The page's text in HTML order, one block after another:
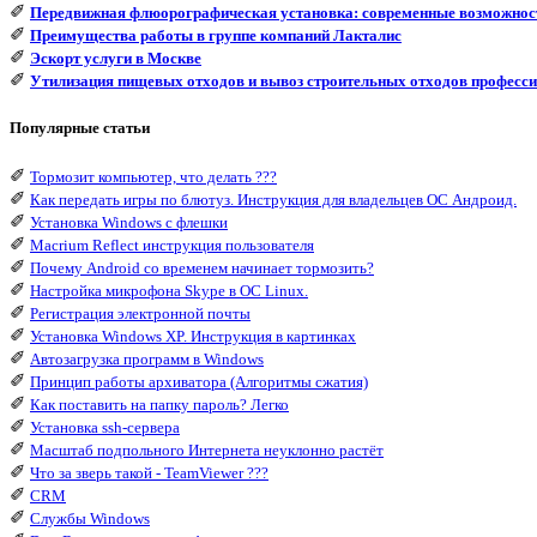
✐ Передвижная флюорографическая установка: современные
✐ Преимущества работы в группе компаний Лакталис
✐ Эскорт услуги в Москве
✐ Утилизация пищевых отходов и вывоз строительных отходов
Популярные статьи
✐ Тормозит компьютер, что делать ???
✐ Как передать игры по блютуз. Инструкция для владельцев ОС Андроид.
✐ Установка Windows с флешки
✐ Macrium Reflect инструкция пользователя
✐ Почему Android со временем начинает тормозить?
✐ Настройка микрофона Skype в ОС Linux.
✐ Регистрация электронной почты
✐ Установка Windows XP. Инструкция в картинках
✐ Автозагрузка программ в Windows
✐ Принцип работы архиватора (Алгоритмы сжатия)
✐ Как поставить на папку пароль? Легко
✐ Установка ssh-сервера
✐ Масштаб подпольного Интернета неуклонно растёт
✐ Что за зверь такой - TeamViewer ???
✐ CRM
✐ Службы Windows